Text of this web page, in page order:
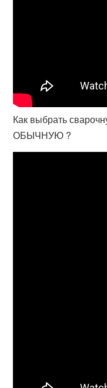
Как выбрать
ОБЫЧНУЮ ?